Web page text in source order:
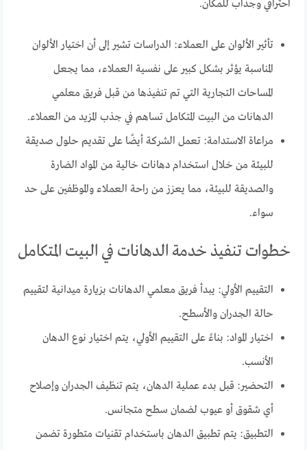
احترافي وجذاب للمكان.
تأثير الألوان على العملاء: الدراسات تشير إلى أن اختيار الألوان
المناسبة يؤثر بشكل كبير على نفسية العملاء، مما يجعل
المساحات التجارية التي تم تنفيذها من قبل فريق معلمي
الدهانات من البيت المتكامل تساهم في جذب المزيد من العملاء.
مراعاة الاستدامة: تعمل الشركة أيضًا على تقديم حلول صديقة
للبيئة من خلال استخدام دهانات خالية من المواد الضارة
والصديقة للبيئة، مما يعزز من راحة العملاء والموظفين على حد
سواء.
خطوات تنفيذ خدمة الدهانات في البيت المتكامل
التقييم الأولي: يبدأ فريق معلمي الدهانات بزيارة ميدانية لتقييم
حالة الجدران والأسطح.
اختيار المواد: بناءً على التقييم الأولي، يتم اختيار نوع الدهان
الأنسب.
التحضير: قبل بدء عملية الدهان، يتم تنظيف الجدران وإصلاح
أي شقوق أو عيوب لضمان سطح متجانس.
التطبيق: يتم تطبيق الدهان باستخدام تقنيات متطورة تضمن